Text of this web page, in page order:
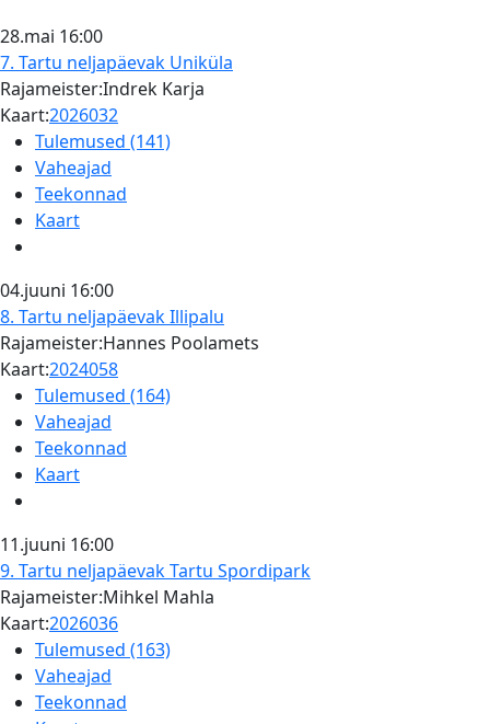
28.mai 16:00
7. Tartu neljapäevak Uniküla
Rajameister:Indrek Karja
Kaart:2026032
Tulemused (141)
Vaheajad
Teekonnad
Kaart
04.juuni 16:00
8. Tartu neljapäevakIllipalu
Rajameister:Hannes Poolamets
Kaart:2024058
Tulemused (164)
Vaheajad
Teekonnad
Kaart
11.juuni 16:00
9. Tartu neljapäevakTartu Spordipark
Rajameister:Mihkel Mahla
Kaart:2026036
Tulemused (163)
Vaheajad
Teekonnad